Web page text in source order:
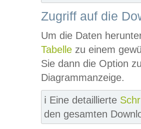
Zugriff auf die
Um die Daten
Tabelle zu einem
Sie dann die Option
Diagrammanzeige.
ℹ️ Eine detaillierte
den gesamten